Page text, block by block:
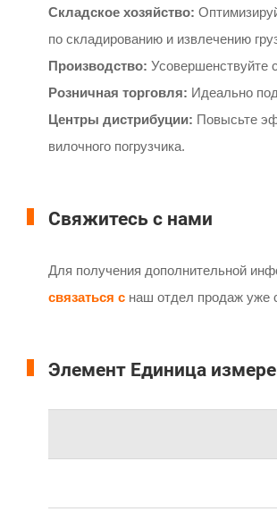
Складское хозяйство:
по складированию и извлечению
Производство: Усовершенствуйте
Розничная торговля: Идеально
Центры дистрибуции: Повысьте
вилочного погрузчика.
Свяжитесь с нами
Для получения дополнительной
связаться с наш отдел продаж уже
Элемент Единица